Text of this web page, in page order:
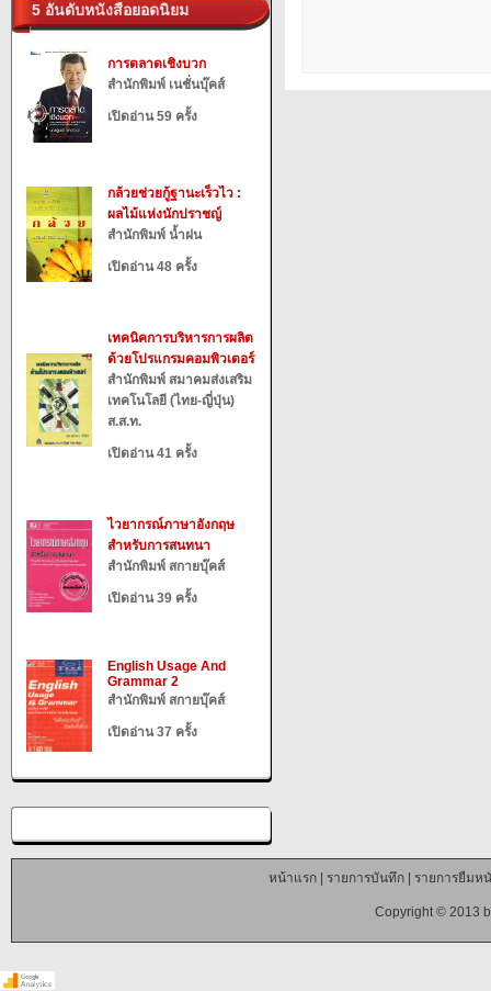
5 อันดับหนังสือยอดนิยม
การตลาดเชิงบวก
สำนักพิมพ์ เนชั่นบุ๊คส์
เปิดอ่าน 59 ครั้ง
กล้วยช่วยกู้ฐานะเร็วไว :
ผลไม้แห่งนักปราชญ์
สำนักพิมพ์ น้ำฝน
เปิดอ่าน 48 ครั้ง
เทคนิคการบริหารการผลิต
ด้วยโปรแกรมคอมพิวเตอร์
สำนักพิมพ์ สมาคมส่งเสริม
เทคโนโลยี (ไทย-ญี่ปุ่น)
ส.ส.ท.
เปิดอ่าน 41 ครั้ง
ไวยากรณ์ภาษาอังกฤษ
สำหรับการสนทนา
สำนักพิมพ์ สกายบุ๊คส์
เปิดอ่าน 39 ครั้ง
English Usage And
Grammar 2
สำนักพิมพ์ สกายบุ๊คส์
เปิดอ่าน 37 ครั้ง
หน้าแรก| รายการบันทึก| รายการยืมห
Copyright © 2013